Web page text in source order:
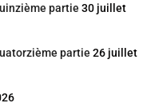
partie 30 juillet
partie 26 juillet